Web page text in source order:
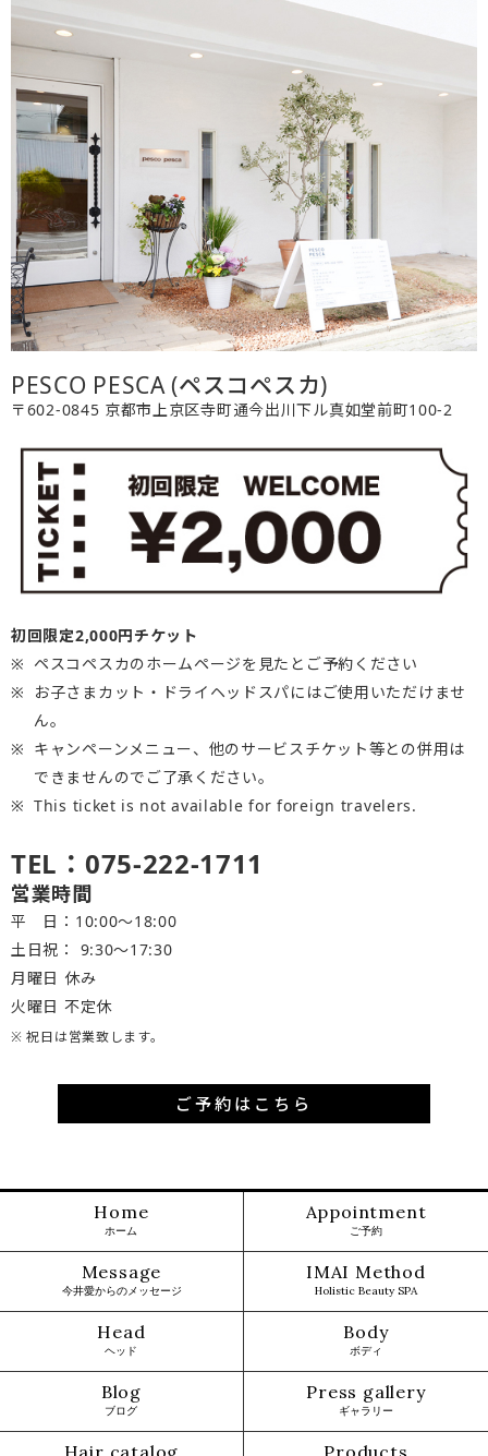
PESCO PESCA (ペスコペスカ)
〒602-0845 京都市上京区寺町通今出川下ル真如堂前町100-2
初回限定2,000円チケット
ペスコペスカのホームページを見たとご予約ください
お子さまカット・ドライヘッドスパにはご使用いただけませ
ん。
キャンペーンメニュー、他のサービスチケット等との併用は
できませんのでご了承ください。
This ticket is not available for foreign travelers.
TEL：075-222-1711
営業時間
平 日：10:00～18:00
土日祝： 9:30〜17:30
月曜日 休み
火曜日 不定休
※ 祝日は営業致します。
ご予約はこちら
Home
ホーム
Appointment
ご予約
Message
今井愛からのメッセージ
IMAI Method
Holistic Beauty SPA
Head
ヘッド
Body
ボディ
Blog
ブログ
Press gallery
ギャラリー
Hair catalog Products